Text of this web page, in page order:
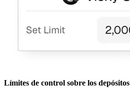
Límites de control sobre los depósitos